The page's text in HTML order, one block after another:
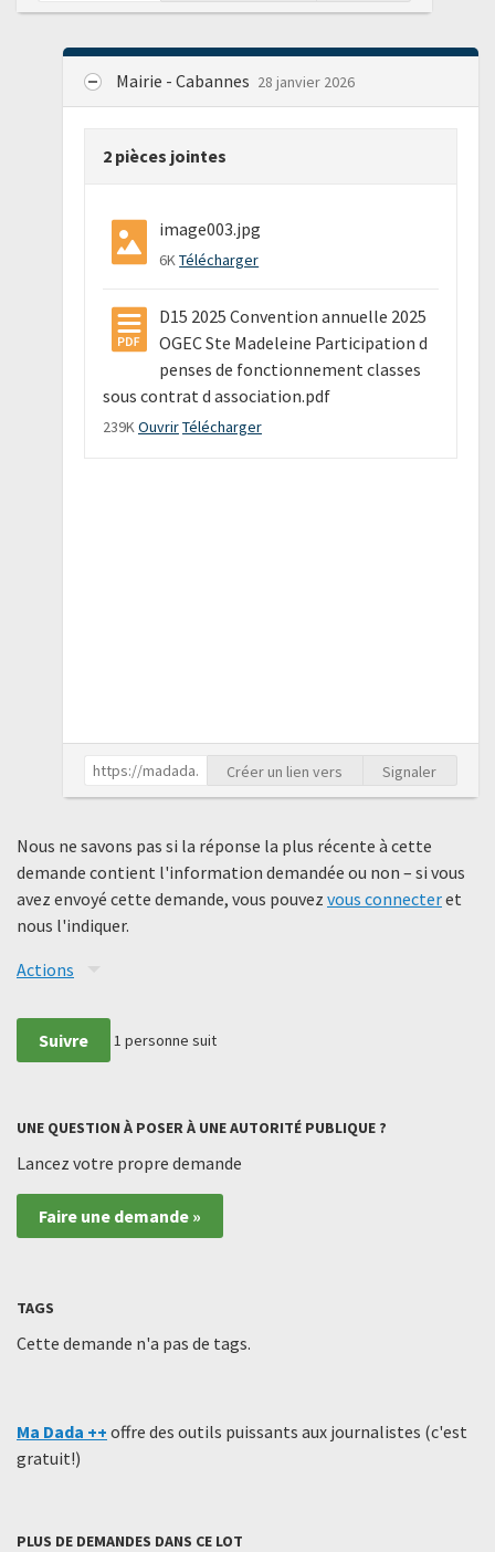
Mairie - Cabannes 28 janvier 2026
2 pièces jointes
image003.jpg
6KTélécharger
D15 2025 Convention annuelle 2025
OGEC Ste Madeleine Participation d
penses de fonctionnement classes
sous contrat d association.pdf
239KOuvrirTélécharger
Créer un lien vers Signaler
Nous ne savons pas si la réponse la plus récente à cette
demande contient l'information demandée ou non – si vous
avez envoyé cette demande, vous pouvez vous connecteret
nous l'indiquer.
Actions
Suivre 1 personne suit
UNE QUESTION À POSER À UNE AUTORITÉ PUBLIQUE ?
Lancez votre propre demande
Faire une demande »
TAGS
Cette demande n'a pas de tags.
Ma Dada ++ offre des outils puissants aux journalistes (c'est
gratuit!)
PLUS DE DEMANDES DANS CE LOT